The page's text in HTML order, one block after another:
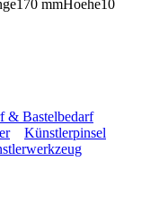
mmHoehe10
& Bastelbedarf
Künstlerpinsel